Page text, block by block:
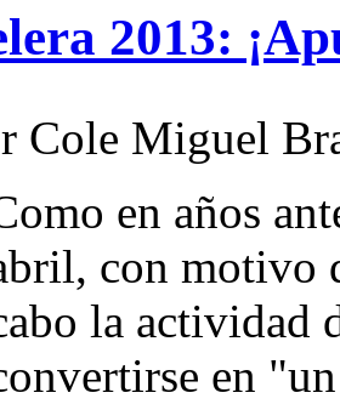
2013:
Cole Miguel
en años
con motivo
la actividad
en